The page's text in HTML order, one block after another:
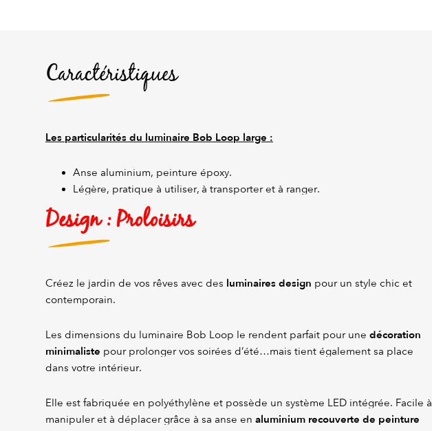
Caractéristiques
Les particularités du luminaire Bob Loop large :
Anse aluminium, peinture époxy.
Légère, pratique à utiliser, à transporter et à ranger.
Design : Proloisirs
Créez le jardin de vos rêves avec des luminaires design pour un style chic et
contemporain.
Les dimensions du luminaire Bob Loop le rendent parfait pour une décoration
minimaliste pour prolonger vos soirées d’été…mais tient également sa place
dans votre intérieur.
Elle est fabriquée en polyéthylène et possède un système LED intégrée. Facile à
manipuler et à déplacer grâce à sa anse en aluminium recouverte de peinture